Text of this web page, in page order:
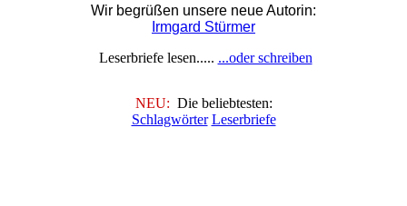
Wir begrüßen unsere neue Autorin:
Irmgard Stürmer
Leserbriefe lesen..... ...oder schreiben
NEU: Die beliebtesten:
Schlagwörter Leserbriefe